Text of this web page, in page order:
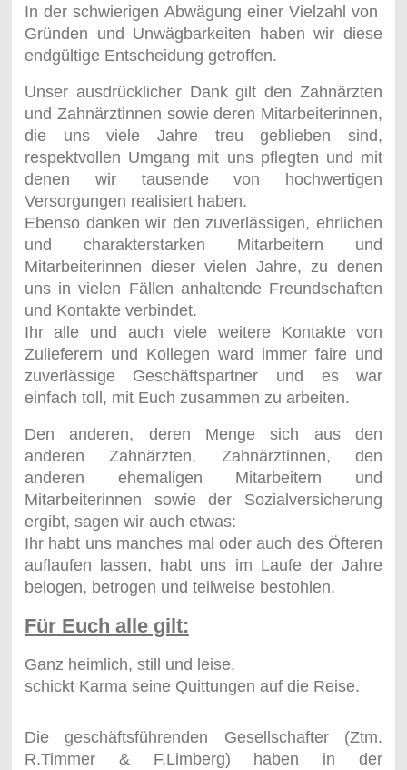
In der schwierigen Abwägung einer Vielzahl von
Gründen und Unwägbarkeiten haben wir diese
endgültige Entscheidung getroffen.
Unser ausdrücklicher Dank gilt den Zahnärzten
und Zahnärztinnen sowie deren Mitarbeiterinnen,
die uns viele Jahre treu geblieben sind,
respektvollen Umgang mit uns pflegten und mit
denen wir tausende von hochwertigen
Versorgungen realisiert haben.
Ebenso danken wir den zuverlässigen, ehrlichen
und charakterstarken Mitarbeitern und
Mitarbeiterinnen dieser vielen Jahre, zu denen
uns in vielen Fällen anhaltende Freundschaften
und Kontakte verbindet.
Ihr alle und auch viele weitere Kontakte von
Zulieferern und Kollegen ward immer faire und
zuverlässige Geschäftspartner und es war
einfach toll, mit Euch zusammen zu arbeiten.
Den anderen, deren Menge sich aus den
anderen Zahnärzten, Zahnärztinnen, den
anderen ehemaligen Mitarbeitern und
Mitarbeiterinnen sowie der Sozialversicherung
ergibt, sagen wir auch etwas:
Ihr habt uns manches mal oder auch des Öfteren
auflaufen lassen, habt uns im Laufe der Jahre
belogen, betrogen und teilweise bestohlen.
Für Euch alle gilt:
Ganz heimlich, still und leise,
schickt Karma seine Quittungen auf die Reise.
Die geschäftsführenden Gesellschafter (Ztm.
R.Timmer & F.Limberg) haben in der